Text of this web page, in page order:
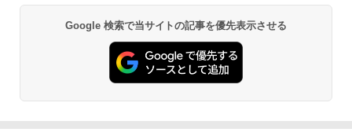
Google 検索で当サイトの記事を優先表示させる